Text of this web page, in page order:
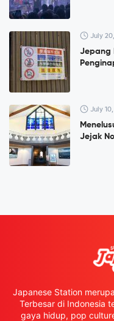
July
Jepang
July
Jejak
Japanese Station
Terbesar di Indonesia
gaya hidup, pop